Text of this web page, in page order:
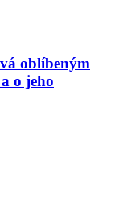
oblíbeným
o jeho